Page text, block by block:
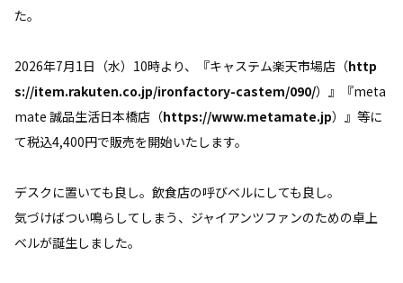
た。
2026年7月1日（水）10時より、『キャステム楽天市場店（http
s://item.rakuten.co.jp/ironfactory-castem/090/）』『meta
mate 誠品生活日本橋店（https://www.metamate.jp）』等に
て税込4,400円で販売を開始いたします。
デスクに置いても良し。飲食店の呼びベルにしても良し。
気づけばつい鳴らしてしまう、ジャイアンツファンのための卓上
ベルが誕生しました。